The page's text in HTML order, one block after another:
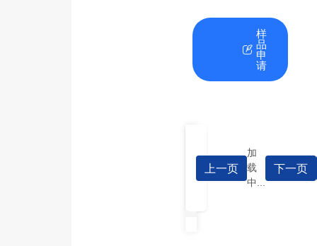
料
下
样
品
申
请
上一页
加
载
中...
下一页